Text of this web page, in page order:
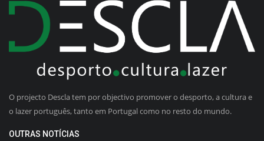
O projecto Descla tem por objectivo promover o desporto, a cultura e
o lazer português, tanto em Portugal como no resto do mundo.
OUTRAS NOTÍCIAS